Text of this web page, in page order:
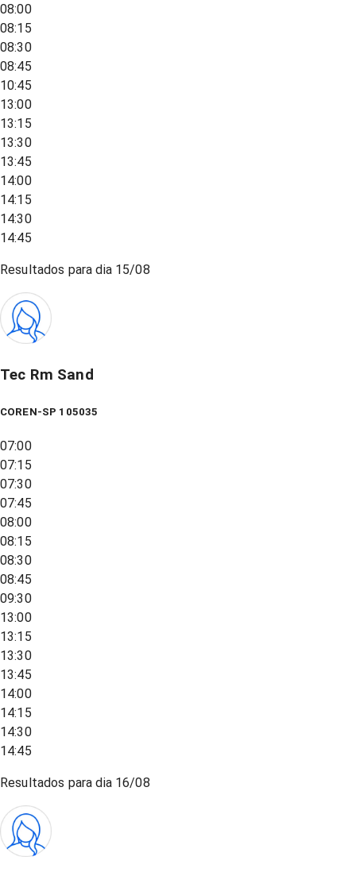
08:00
08:15
08:30
08:45
10:45
13:00
13:15
13:30
13:45
14:00
14:15
14:30
14:45
Resultados para dia 15/08
Tec Rm Sand
COREN-SP 105035
07:00
07:15
07:30
07:45
08:00
08:15
08:30
08:45
09:30
13:00
13:15
13:30
13:45
14:00
14:15
14:30
14:45
Resultados para dia 16/08